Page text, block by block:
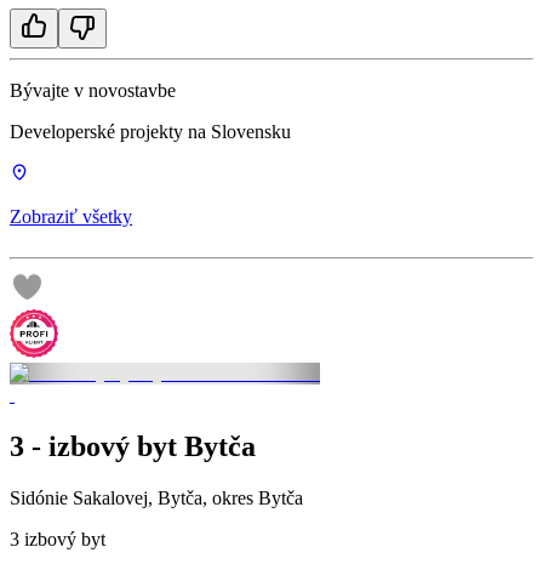
Bývajte v novostavbe
Developerské projekty na Slovensku
Zobraziť všetky
3 - izbový byt Bytča
Sidónie Sakalovej, Bytča, okres Bytča
3 izbový byt